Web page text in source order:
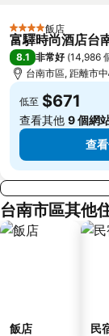
曾文水庫風景區
高雄新光碼頭海洋
走馬瀨農場
台南孔廟
台南黃金海岸
4 星級 飯店
富驛時尚酒店台
8.1 非常好 (14,986
台南市區, 距離市
低至 $671
查看其他 9 個網
查
台南市區其他
飯店 民